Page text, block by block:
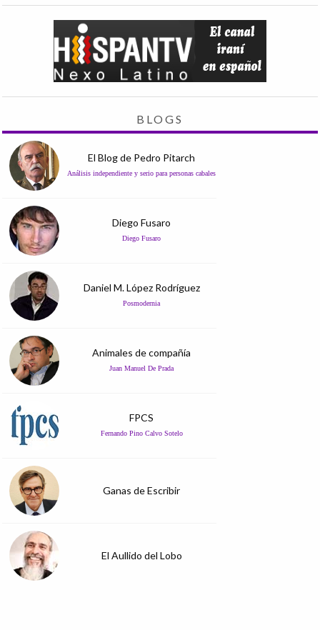
BLOGS
El Blog de Pedro Pitarch
Análisis independiente y serio para personas cabales
Diego Fusaro
Diego Fusaro
Daniel M. López Rodríguez
Posmodernia
Animales de compañía
Juan Manuel De Prada
FPCS
Fernando Pino Calvo Sotelo
Ganas de Escribir
El Aullido del Lobo